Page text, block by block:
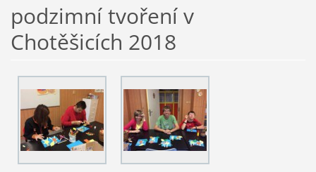
podzimní tvoření v
Chotěšicích 2018